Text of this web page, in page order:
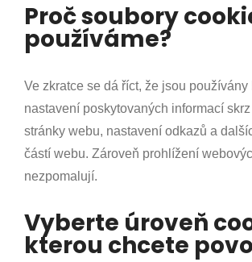
Proč soubory
používáme?
Ve zkratce se dá říct, že jsou používány
nastavení poskytovaných informací
stránky webu, nastavení odkazů a
částí webu. Zároveň prohlížení
nezpomalují.
Vyberte úroveň
kterou chcete